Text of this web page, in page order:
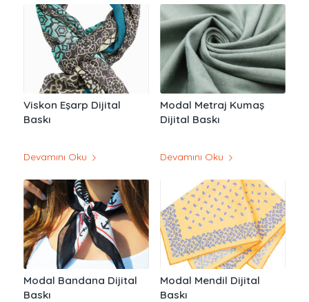
Viskon Eşarp Dijital
Baskı
Devamını Oku
Modal Metraj Kumaş
Dijital Baskı
Devamını Oku
Modal Bandana Dijital
Baskı
Modal Mendil Dijital
Baskı